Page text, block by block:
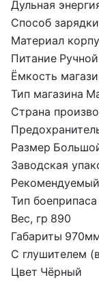
Дульная
Способ
Материал
Питание
Ёмкость
Тип магазина
Страна
Размер
Заводская
Тип боеприпаса
Вес, гр 890
Габариты
С глушителем
Цвет Чёрный